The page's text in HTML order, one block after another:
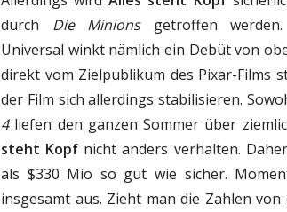
durch Die Minionsgetroffen werden.
Universal winkt nämlich ein Debüt von
direkt vom Zielpublikum des Pixar-Films
der Film sich allerdings stabilisieren.
4liefen den ganzen Sommer über
steht Kopf nicht anders verhalten.
als $330 Mio so gut wie sicher.
insgesamt aus. Zieht man die Zahlen